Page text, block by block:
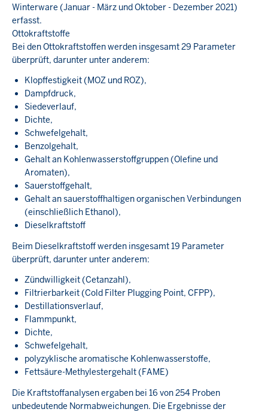
Winterware (Januar - März und Oktober - Dezember 2021)
erfasst.
Ottokraftstoffe
Bei den Ottokraftstoffen werden insgesamt 29 Parameter
überprüft, darunter unter anderem:
Klopffestigkeit (MOZ und ROZ),
Dampfdruck,
Siedeverlauf,
Dichte,
Schwefelgehalt,
Benzolgehalt,
Gehalt an Kohlenwasserstoffgruppen (Olefine und
Aromaten),
Sauerstoffgehalt,
Gehalt an sauerstoffhaltigen organischen Verbindungen
(einschließlich Ethanol),
Dieselkraftstoff
Beim Dieselkraftstoff werden insgesamt 19 Parameter
überprüft, darunter unter anderem:
Zündwilligkeit (Cetanzahl),
Filtrierbarkeit (Cold Filter Plugging Point, CFPP),
Destillationsverlauf,
Flammpunkt,
Dichte,
Schwefelgehalt,
polyzyklische aromatische Kohlenwasserstoffe,
Fettsäure-Methylestergehalt (FAME)
Die Kraftstoffanalysen ergaben bei 16 von 254 Proben
unbedeutende Normabweichungen. Die Ergebnisse der